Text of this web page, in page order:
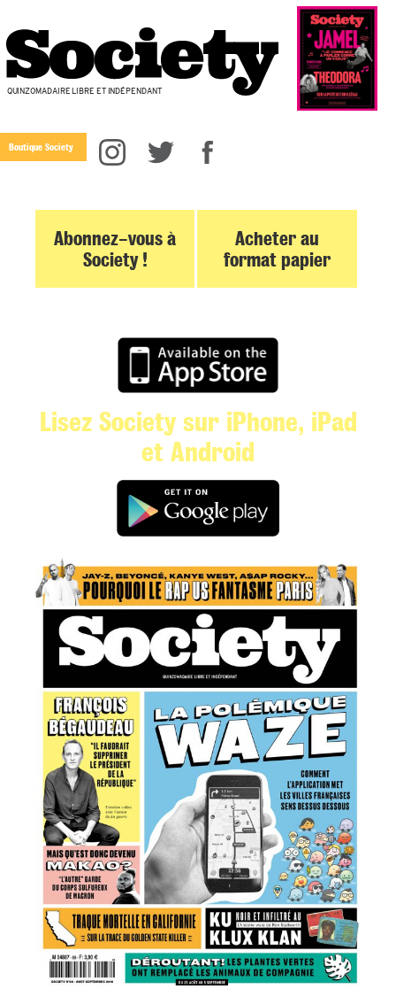
QUINZOMADAIRE LIBRE ET INDÉPENDANT
Boutique Society
Abonnez-vous à
Society !
Acheter au
format papier
Lisez Society sur iPhone, iPad
et Android